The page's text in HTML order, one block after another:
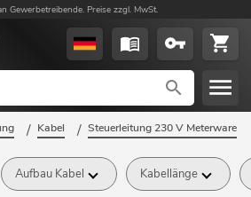
Gewerbetreibende. Preise zzgl. MwSt.
/ Kabel / Steuerleitung 230 V Meterware
Aufbau Kabel Kabellänge